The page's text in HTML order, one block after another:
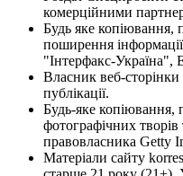
комерційними
Будь яке копіювання,
поширення
"Інтерфакс-Україна",
Власник веб-сторінки
публікації.
Будь-яке копіювання,
фотографічних творів
правовласника Getty
Матеріали сайту